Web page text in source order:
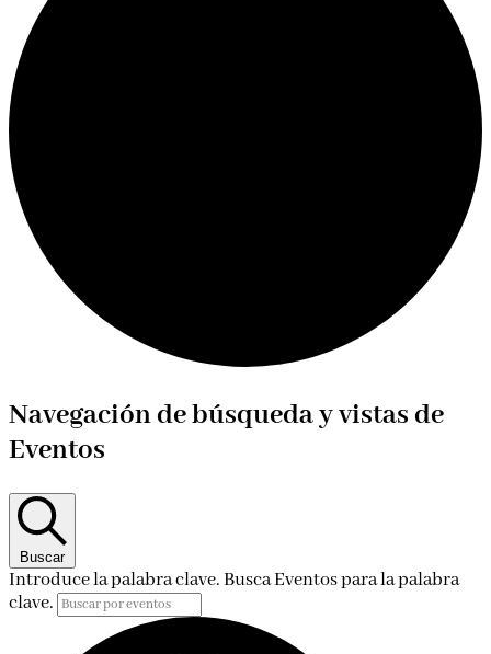
Eventos
Navegación de búsqueda y vistas de
Eventos
Buscar
Introduce la palabra clave. Busca Eventos para la palabra
clave.